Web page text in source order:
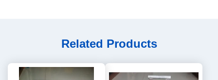
Related Products